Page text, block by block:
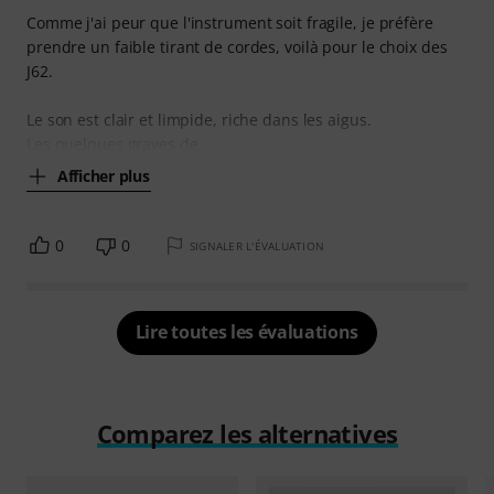
Comme j'ai peur que l'instrument soit fragile, je préfère
prendre un faible tirant de cordes, voilà pour le choix des
J62.
Le son est clair et limpide, riche dans les aigus.
Afficher plus
0 0 SIGNALER L'ÉVALUATION
Lire toutes les évaluations
Comparez les alternatives